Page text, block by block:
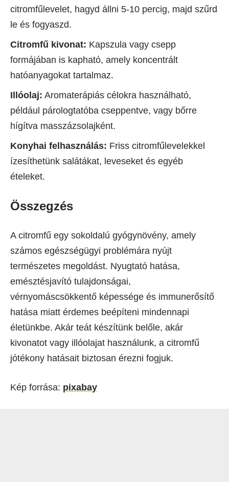
citromfűlevelet, hagyd állni 5-10 percig, majd szűrd
le és fogyaszd.
Citromfű kivonat: Kapszula vagy csepp
formájában is kapható, amely koncentrált
hatóanyagokat tartalmaz.
Illóolaj: Aromaterápiás célokra használható,
például párologtatóba cseppentve, vagy bőrre
hígítva masszázsolajként.
Konyhai felhasználás: Friss citromfűlevelekkel
ízesíthetünk salátákat, leveseket és egyéb
ételeket.
Összegzés
A citromfű egy sokoldalú gyógynövény, amely
számos egészségügyi problémára nyújt
természetes megoldást. Nyugtató hatása,
emésztésjavító tulajdonságai,
vérnyomáscsökkentő képessége és immunerősítő
hatása miatt érdemes beépíteni mindennapi
életünkbe. Akár teát készítünk belőle, akár
kivonatot vagy illóolajat használunk, a citromfű
jótékony hatásait biztosan érezni fogjuk.
Kép forrása: pixabay